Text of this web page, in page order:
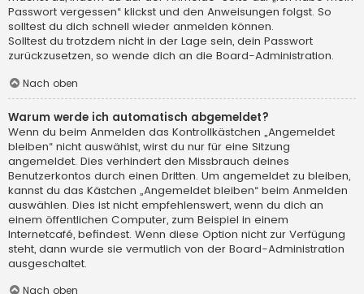
Passwort vergessen“ klickst und den Anweisungen folgst. So
solltest du dich schnell wieder anmelden können.
Solltest du trotzdem nicht in der Lage sein, dein Passwort
zurückzusetzen, so wende dich an die Board-Administration.
Nach oben
Warum werde ich automatisch abgemeldet?
Wenn du beim Anmelden das Kontrollkästchen „Angemeldet
bleiben“ nicht auswählst, wirst du nur für eine Sitzung
angemeldet. Dies verhindert den Missbrauch deines
Benutzerkontos durch einen Dritten. Um angemeldet zu bleiben,
kannst du das Kästchen „Angemeldet bleiben“ beim Anmelden
auswählen. Dies ist nicht empfehlenswert, wenn du dich an
einem öffentlichen Computer, zum Beispiel in einem
Internetcafé, befindest. Wenn diese Option nicht zur Verfügung
steht, dann wurde sie vermutlich von der Board-Administration
ausgeschaltet.
Nach oben